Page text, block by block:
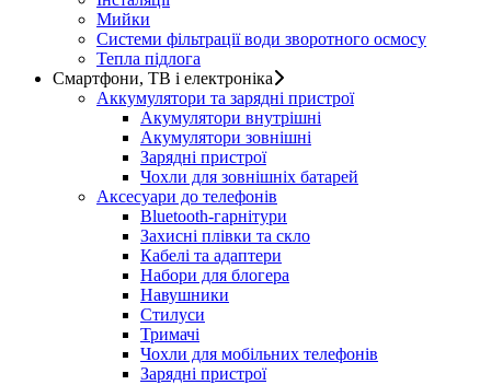
Мийки
Системи фільтрації води зворотного осмосу
Тепла підлога
Смартфони, ТВ і електроніка
Аккумулятори та зарядні пристрої
Акумулятори внутрішні
Акумулятори зовнішні
Зарядні пристрої
Чохли для зовнішніх батарей
Аксесуари до телефонів
Bluetooth-гарнітури
Захисні плівки та скло
Кабелі та адаптери
Набори для блогера
Навушники
Стилуси
Тримачі
Чохли для мобільних телефонів
Зарядні пристрої